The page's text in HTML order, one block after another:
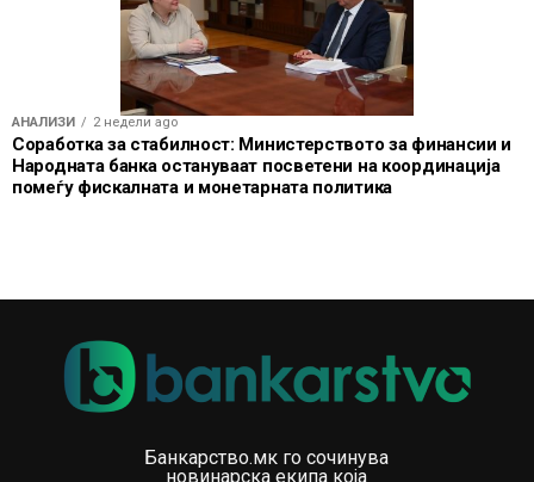
АНАЛИЗИ 2 недели ago
Соработка за стабилност: Министерството за финансии и
Народната банка остануваат посветени на координација
помеѓу фискалната и монетарната политика
Банкарство.мк го сочинува
новинарска екипа која